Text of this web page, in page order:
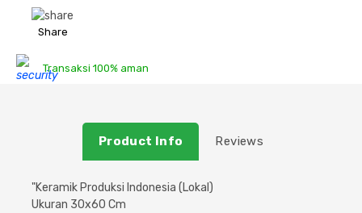
Plafon & Partisi
Peralatan & Perkakas
Material Alam
Besi Profil & Baja
Sistem Elektrikal
Share
Transaksi 100% aman
Product Info Reviews
"Keramik Produksi Indonesia (Lokal)
Ukuran 30x60 Cm